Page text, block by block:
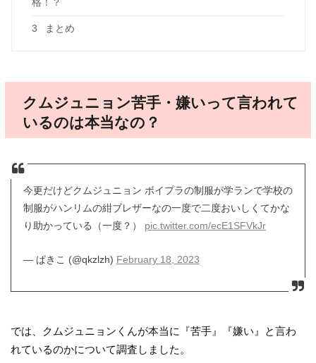
格！？
3 まとめ
クムジュニョン苦手・嫌いって言われて
いるのは本当なの？
今更だけどクムジュニョン ボイプラの制服が学ランで学校の
制服がハンリムの紺ブレザーなの一度で二度おいしくてかな
り助かっている（一度？） pic.twitter.com/ecE1SFVkJr
— ぱきこ (@qkzlzh) February 18, 2023
では、クムジュニョンくんが本当に『苦手』『嫌い』と言わ
れているのかについて調査しました。